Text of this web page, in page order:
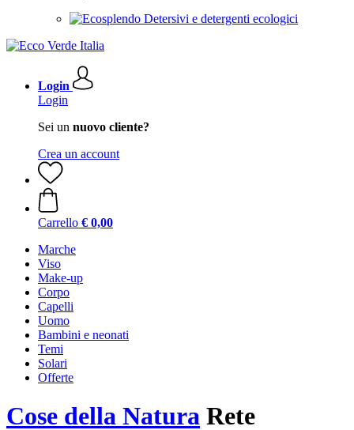
Detersivi e detergenti ecologici
Login
Login
Sei un nuovo cliente?
Crea un account
Carrello € 0,00
Marche
Viso
Make-up
Corpo
Capelli
Uomo
Bambini e neonati
Temi
Solari
Offerte
Cose della Natura Rete